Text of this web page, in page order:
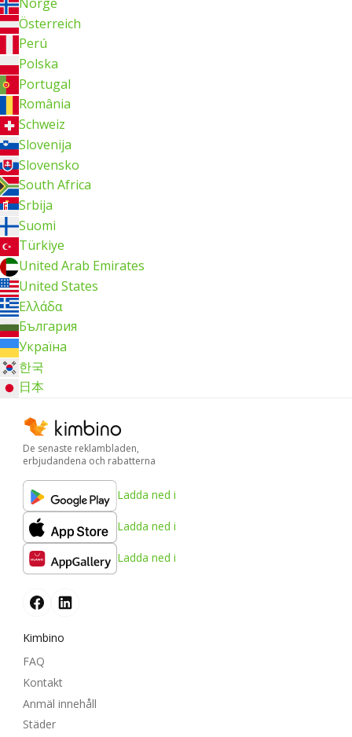
Österreich
Perú
Polska
Portugal
România
Schweiz
Slovenija
Slovensko
South Africa
Srbija
Suomi
Türkiye
United Arab Emirates
United States
Ελλάδα
България
Україна
한국
日本
De senaste reklambladen,
erbjudandena och rabatterna
Ladda ned i
Ladda ned i
Ladda ned i
Kimbino
FAQ
Kontakt
Anmäl innehåll
Städer